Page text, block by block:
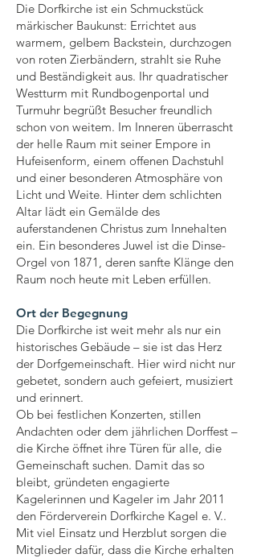
Die Dorfkirche ist ein Schmuckstück
märkischer Baukunst: Errichtet aus
warmem, gelbem Backstein, durchzogen
von roten Zierbändern, strahlt sie Ruhe
und Beständigkeit aus. Ihr quadratischer
Westturm mit Rundbogenportal und
Turmuhr begrüßt Besucher freundlich
schon von weitem. Im Inneren überrascht
der helle Raum mit seiner Empore in
Hufeisenform, einem offenen Dachstuhl
und einer besonderen Atmosphäre von
Licht und Weite. Hinter dem schlichten
Altar lädt ein Gemälde des
auferstandenen Christus zum Innehalten
ein. Ein besonderes Juwel ist die Dinse-
Orgel von 1871, deren sanfte Klänge den
Raum noch heute mit Leben erfüllen.
Ort der Begegnung
Die Dorfkirche ist weit mehr als nur ein
historisches Gebäude – sie ist das Herz
der Dorfgemeinschaft. Hier wird nicht nur
gebetet, sondern auch gefeiert, musiziert
und erinnert.
Ob bei festlichen Konzerten, stillen
Andachten oder dem jährlichen Dorffest –
die Kirche öffnet ihre Türen für alle, die
Gemeinschaft suchen. Damit das so
bleibt, gründeten engagierte
Kagelerinnen und Kageler im Jahr 2011
den Förderverein Dorfkirche Kagel e. V..
Mit viel Einsatz und Herzblut sorgen die
Mitglieder dafür, dass die Kirche erhalten